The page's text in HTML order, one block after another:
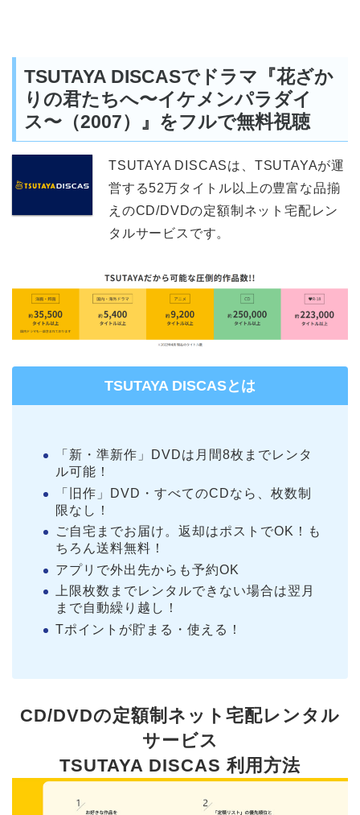
TSUTAYA DISCASでドラマ『花ざか
りの君たちへ〜イケメンパラダイ
ス〜（2007）』をフルで無料視聴
TSUTAYA DISCASは、TSUTAYAが運
営する52万タイトル以上の豊富な品揃
えのCD/DVDの定額制ネット宅配レン
タルサービスです。
TSUTAYA DISCASとは
「新・準新作」DVDは月間8枚までレンタ
ル可能！
「旧作」DVD・すべてのCDなら、枚数制
限なし！
ご自宅までお届け。返却はポストでOK！も
ちろん送料無料！
アプリで外出先からも予約OK
上限枚数までレンタルできない場合は翌月
まで自動繰り越し！
Tポイントが貯まる・使える！
CD/DVDの定額制ネット宅配レンタル
サービス
TSUTAYA DISCAS 利用方法